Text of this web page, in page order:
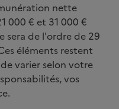
nette
000 € et 31 000 €
sera de l'ordre de 29
éléments restent
varier selon votre
vos